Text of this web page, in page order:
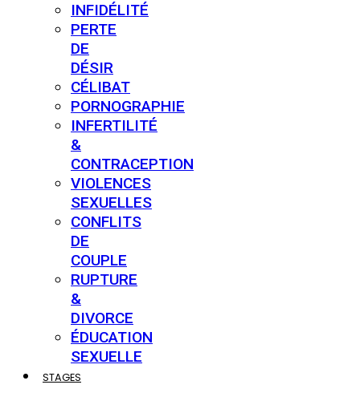
INFIDÉLITÉ
PERTE
DE
DÉSIR
CÉLIBAT
PORNOGRAPHIE
INFERTILITÉ
&
CONTRACEPTION
VIOLENCES
SEXUELLES
CONFLITS
DE
COUPLE
RUPTURE
&
DIVORCE
ÉDUCATION
SEXUELLE
STAGES